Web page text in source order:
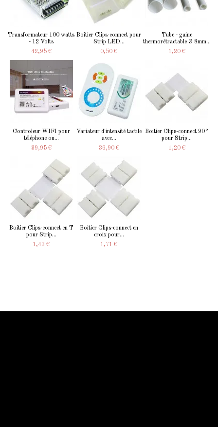
Transformateur 100 watts
- 12 Volts
42,95 €
Boitier Clips-connect pour
Strip LED...
0,50 €
Tube - gaine
thermorétractable Ø 8mm...
1,20 €
Controleur WIFI pour
téléphone ou...
39,95 €
Variateur d'intensité tactile
avec...
36,90 €
Boitier Clips-connect 90°
pour Strip...
1,20 €
Boitier Clips-connect en T
pour Strip...
1,43 €
Boitier Clips-connect en
croix pour...
1,71 €